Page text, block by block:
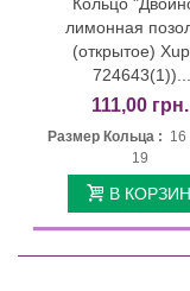
Кольцо
лимонная
(открытое)
724643(1))...
111,00 грн.
Размер Кольца :
19
В